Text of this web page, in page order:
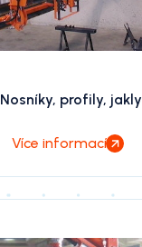
Nosníky, profily, jakly
Více informací